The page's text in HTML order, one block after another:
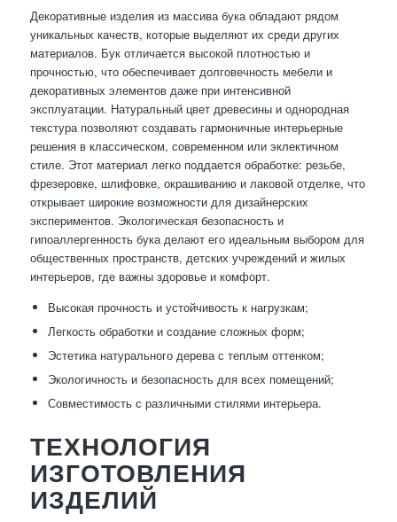
Декоративные изделия из массива бука обладают рядом
уникальных качеств, которые выделяют их среди других
материалов. Бук отличается высокой плотностью и
прочностью, что обеспечивает долговечность мебели и
декоративных элементов даже при интенсивной
эксплуатации. Натуральный цвет древесины и однородная
текстура позволяют создавать гармоничные интерьерные
решения в классическом, современном или эклектичном
стиле. Этот материал легко поддается обработке: резьбе,
фрезеровке, шлифовке, окрашиванию и лаковой отделке, что
открывает широкие возможности для дизайнерских
экспериментов. Экологическая безопасность и
гипоаллергенность бука делают его идеальным выбором для
общественных пространств, детских учреждений и жилых
интерьеров, где важны здоровье и комфорт.
Высокая прочность и устойчивость к нагрузкам;
Легкость обработки и создание сложных форм;
Эстетика натурального дерева с теплым оттенком;
Экологичность и безопасность для всех помещений;
Совместимость с различными стилями интерьера.
ТЕХНОЛОГИЯ
ИЗГОТОВЛЕНИЯ
ИЗДЕЛИЙ